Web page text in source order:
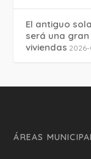
El antiguo
será una
viviendas
ÁREAS